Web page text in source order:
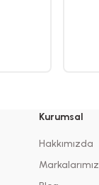
Kurumsal
Hakkımızda
Markalarımız